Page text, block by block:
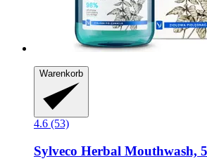
Warenkorb
4.6 (53)
Sylveco Herbal Mouthwash,